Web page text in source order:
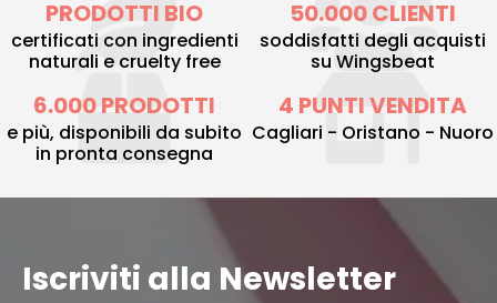
PRODOTTI BIO
certificati con ingredienti
naturali e cruelty free
50.000 CLIENTI
soddisfatti degli acquisti
su Wingsbeat
6.000 PRODOTTI
e più, disponibili da subito
in pronta consegna
4 PUNTI VENDITA
Cagliari - Oristano - Nuoro
Iscriviti alla Newsletter